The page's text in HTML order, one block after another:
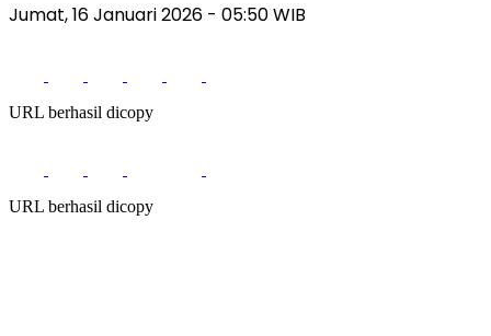
Jumat, 16 Januari 2026 - 05:50 WIB
URL berhasil dicopy
URL berhasil dicopy